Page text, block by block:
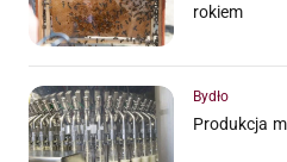
rokiem
Bydło
Produkcja